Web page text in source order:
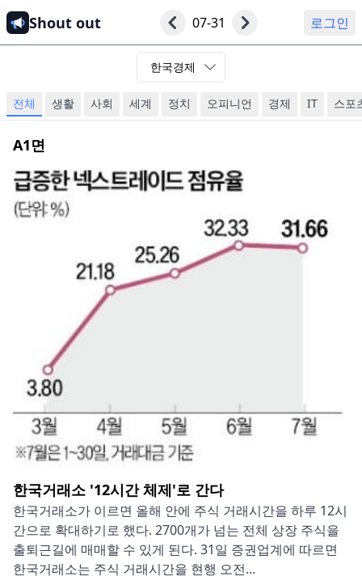
Shout out 07-31 로그인
한국경제
전체 생활 사회 세계 정치 오피니언 경제 IT 스포
A1면
한국거래소 '12시간 체제'로 간다
한국거래소가 이르면 올해 안에 주식 거래시간을 하루 12시
간으로 확대하기로 했다. 2700개가 넘는 전체 상장 주식을
출퇴근길에 매매할 수 있게 된다. 31일 증권업계에 따르면
한국거래소는 주식 거래시간을 현행 오전...